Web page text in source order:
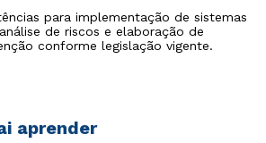
para implementação de sistemas
de riscos e elaboração de
conforme legislação vigente.
aprender